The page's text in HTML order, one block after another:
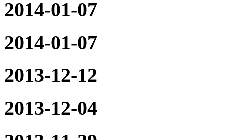
2014-01-07
2014-01-07
2013-12-12
2013-12-04